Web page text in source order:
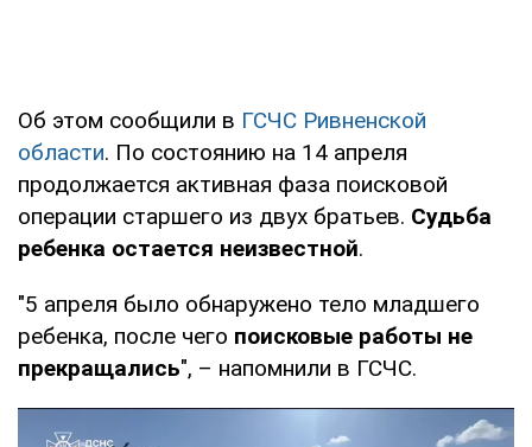
Об этом сообщили в ГСЧС Ривненской
области. По состоянию на 14 апреля
продолжается активная фаза поисковой
операции старшего из двух братьев. Судьба
ребенка остается неизвестной.
"5 апреля было обнаружено тело младшего
ребенка, после чего поисковые работы не
прекращались", – напомнили в ГСЧС.